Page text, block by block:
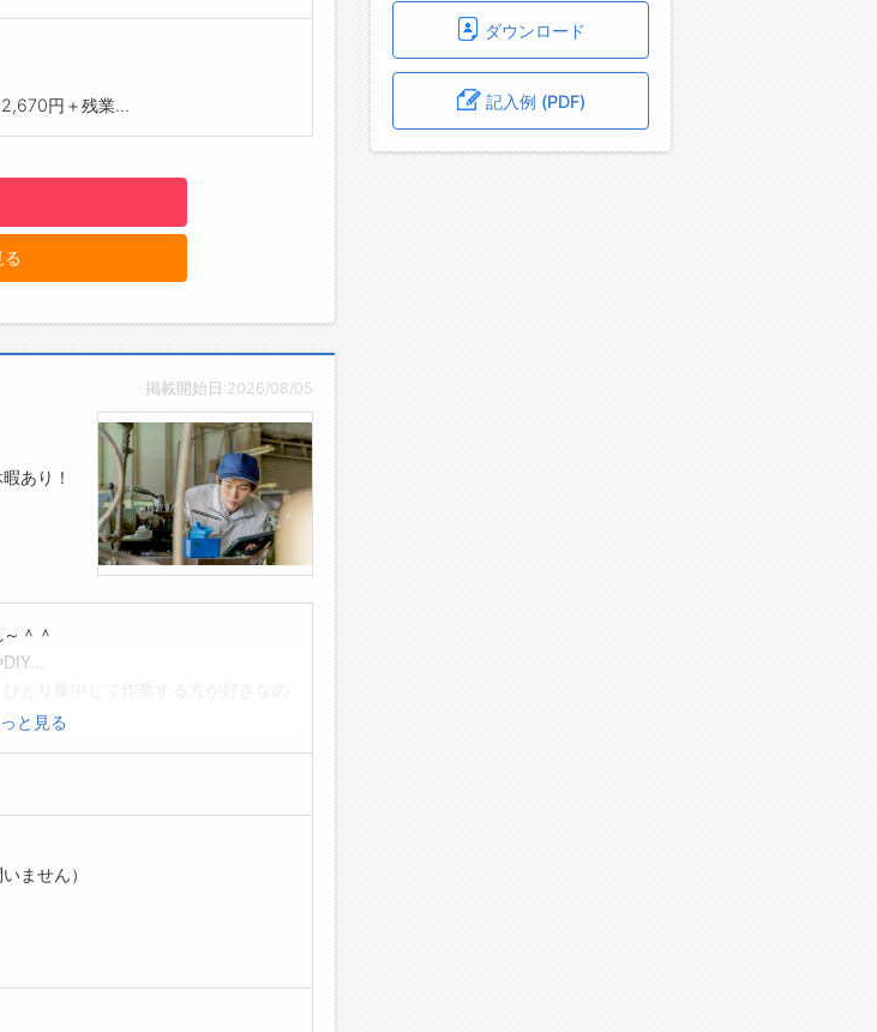
きしてお弁当を作る時間が要りませ
いただきます◎
堂や休憩スペースが充実！
います！
☆
◎
☆
ジができます。
ております＾＾
☆
円＋残業...
る
掲載開始日:2026/08/05
あり！
＾＾
車の部品組立作業をお願いします。
小様々な部品の取扱いがあります）
ていきます。
！
を教えるので、未経験の方もご安心
と見る
ません）
ダウンロード
記入例 (PDF)